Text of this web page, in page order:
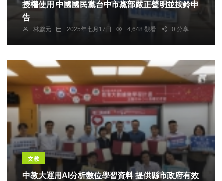
授權使用 中國國民黨台中市黨部嚴正聲明並按鈴申
告
林獻元 2025年七月17日 4,648 觀看 0 分享
文教
中教大運用AI分析數位學習資料 提供縣市政府有效